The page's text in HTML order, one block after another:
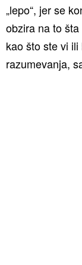
„lepo“, jer se
obzira na to
kao što ste vi
razumevanja,